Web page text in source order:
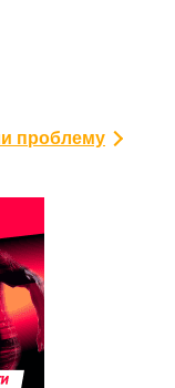
проблему